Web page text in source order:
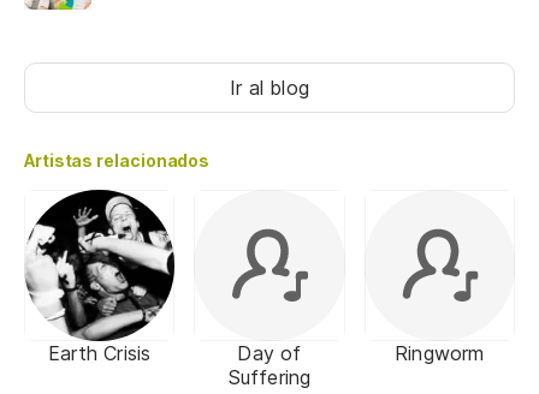
Ir al blog
Artistas relacionados
Earth Crisis
Day of
Suffering
Ringworm